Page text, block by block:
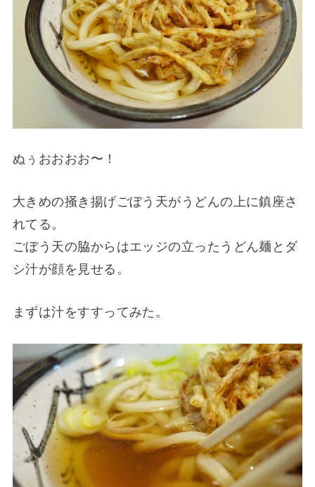
ぬぅおおおお〜！
大きめの掻き揚げごぼう天がうどんの上に鎮座さ
れてる。
ごぼう天の脇からはエッジの立ったうどん麺とダ
シ汁が顔を見せる。
まずは汁をすすってみた。